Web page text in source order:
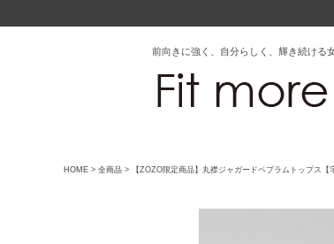
前向きに強く、自分らしく、輝き続ける
HOME 全商品 【ZOZO限定商品】丸襟ジャガードペプラムトップス【